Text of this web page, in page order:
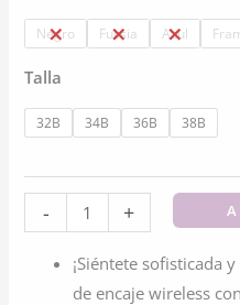
original
$14.980.
Negro Fucsia Azul
Talla
32B 34B 36B 38B
-
Copa
+
¡Siéntete sofisticada
de encaje wireless